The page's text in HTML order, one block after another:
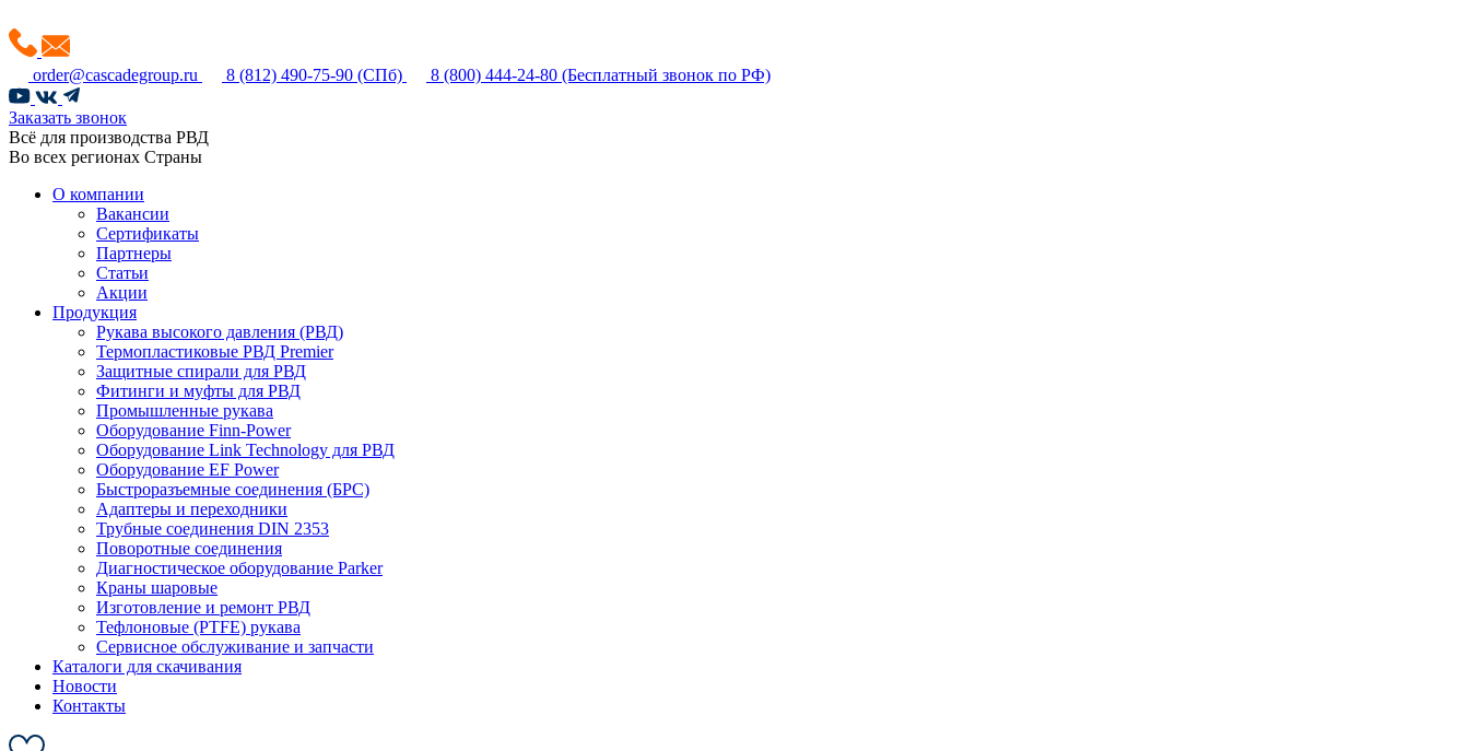
order@cascadegroup.ru 8 (812) 490-75-90 (СПб) 8 (800) 444-24-80 (Бесплатный звонок по РФ)
Заказать звонок
Всё для производства РВД
Во всех регионах Страны
О компании
Вакансии
Сертификаты
Партнеры
Статьи
Акции
Продукция
Рукава высокого давления (РВД)
Термопластиковые РВД Premier
Защитные спирали для РВД
Фитинги и муфты для РВД
Промышленные рукава
Оборудование Finn-Power
Оборудование Link Technology для РВД
Оборудование EF Power
Быстроразъемные соединения (БРС)
Адаптеры и переходники
Трубные соединения DIN 2353
Поворотные соединения
Диагностическое оборудование Parker
Краны шаровые
Изготовление и ремонт РВД
Тефлоновые (PTFE) рукава
Сервисное обслуживание и запчасти
Каталоги для скачивания
Новости
Контакты